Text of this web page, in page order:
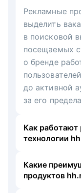
Рекламные
выделить
в поисковой
посещаемых
о бренде
до активной
за его
Как
технологии
Какие
продуктов